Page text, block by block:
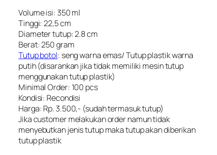
Volume isi: 350 ml
Tinggi: 22,5 cm
Diameter tutup: 2.8 cm
Berat: 250 gram
Tutup botol: seng warna emas/ Tutup plastik warna
putih (disarankan jika tidak memiliki mesin tutup
menggunakan tutup plastik)
Minimal Order: 100 pcs
Kondisi: Recondisi
Harga: Rp. 3.500,- (sudah termasuk tutup)
Jika customer melakukan order namun tidak
menyebutkan jenis tutup maka tutup akan diberikan
tutup plastik